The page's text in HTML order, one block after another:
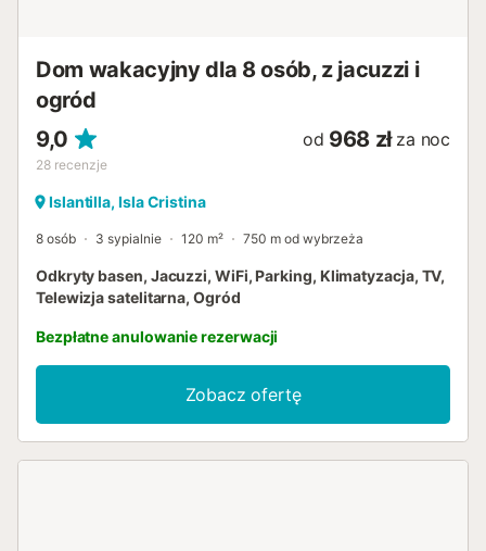
Dom wakacyjny dla 8 osób, z jacuzzi i
ogród
9,0
28 recenzje
od 968 zł za noc
Islantilla, Isla Cristina
8 osób 3 sypialnie 120 m² 750 m od wybrzeża
Odkryty basen, Jacuzzi, WiFi, Parking, Klimatyzacja, TV,
Telewizja satelitarna, Ogród
Bezpłatne anulowanie rezerwacji
Zobacz ofertę